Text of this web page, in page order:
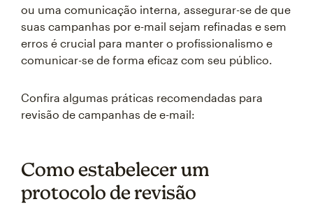
ou uma comunicação interna, assegurar-se de que
suas campanhas por e-mail sejam refinadas e sem
erros é crucial para manter o profissionalismo e
comunicar-se de forma eficaz com seu público.
Confira algumas práticas recomendadas para
revisão de campanhas de e-mail:
Como estabelecer um
protocolo de revisão